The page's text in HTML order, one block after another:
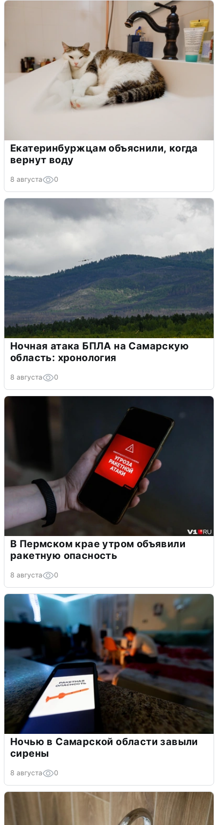
Екатеринбуржцам объяснили, когда
вернут воду
8 августа 0
Ночная атака БПЛА на Самарскую
область: хронология
8 августа 0
В Пермском крае утром объявили
ракетную опасность
8 августа 0
Ночью в Самарской области завыли
сирены
8 августа 0